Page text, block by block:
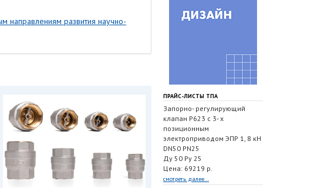
направлениям развития научно-
ПРАЙС-ЛИСТЫ ТПА
Запорно- регулирующий
клапан Р623 с 3- х
позиционным
электроприводом ЭПР 1, 8 кН
DN50 PN25
Ду 50 Ру 25
Цена: 69219 р.
смотреть далее...